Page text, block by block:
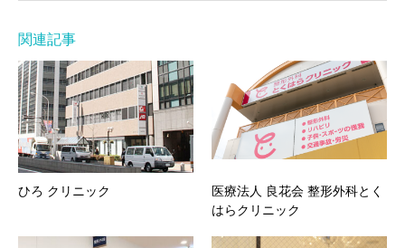
関連記事
ひろ クリニック
医療法人 良花会 整形外科とく
はらクリニック